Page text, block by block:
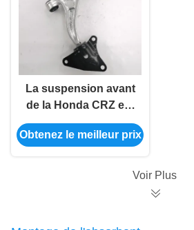
La suspension avant
de la Honda CRZ est
fixée à 51360-SZT-H04
Obtenez le meilleur prix
Voir Plus